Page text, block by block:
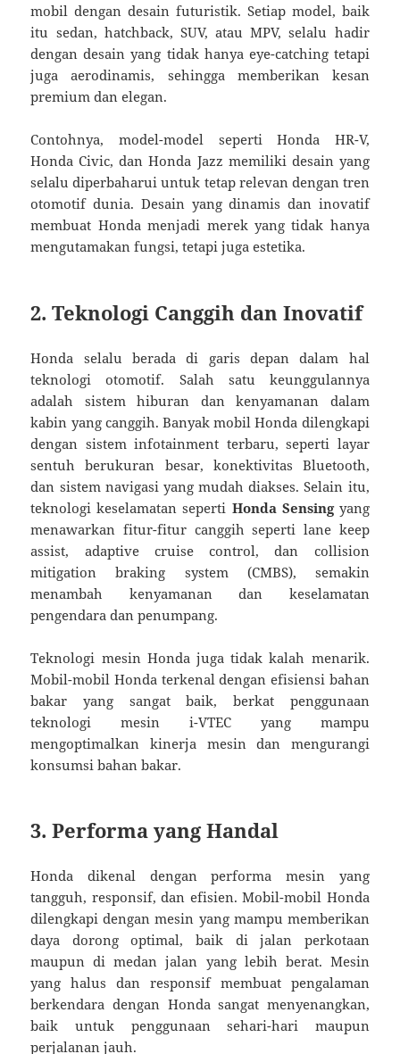
mobil dengan desain futuristik. Setiap model, baik
itu sedan, hatchback, SUV, atau MPV, selalu hadir
dengan desain yang tidak hanya eye-catching tetapi
juga aerodinamis, sehingga memberikan kesan
premium dan elegan.
Contohnya, model-model seperti Honda HR-V,
Honda Civic, dan Honda Jazz memiliki desain yang
selalu diperbaharui untuk tetap relevan dengan tren
otomotif dunia. Desain yang dinamis dan inovatif
membuat Honda menjadi merek yang tidak hanya
mengutamakan fungsi, tetapi juga estetika.
2. Teknologi Canggih dan Inovatif
Honda selalu berada di garis depan dalam hal
teknologi otomotif. Salah satu keunggulannya
adalah sistem hiburan dan kenyamanan dalam
kabin yang canggih. Banyak mobil Honda dilengkapi
dengan sistem infotainment terbaru, seperti layar
sentuh berukuran besar, konektivitas Bluetooth,
dan sistem navigasi yang mudah diakses. Selain itu,
teknologi keselamatan seperti Honda Sensingyang
menawarkan fitur-fitur canggih seperti lane keep
assist, adaptive cruise control, dan collision
mitigation braking system (CMBS), semakin
menambah kenyamanan dan keselamatan
pengendara dan penumpang.
Teknologi mesin Honda juga tidak kalah menarik.
Mobil-mobil Honda terkenal dengan efisiensi bahan
bakar yang sangat baik, berkat penggunaan
teknologi mesin i-VTEC yang mampu
mengoptimalkan kinerja mesin dan mengurangi
konsumsi bahan bakar.
3. Performa yang Handal
Honda dikenal dengan performa mesin yang
tangguh, responsif, dan efisien. Mobil-mobil Honda
dilengkapi dengan mesin yang mampu memberikan
daya dorong optimal, baik di jalan perkotaan
maupun di medan jalan yang lebih berat. Mesin
yang halus dan responsif membuat pengalaman
berkendara dengan Honda sangat menyenangkan,
baik untuk penggunaan sehari-hari maupun
perjalanan jauh.